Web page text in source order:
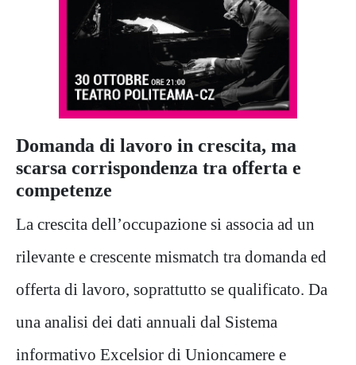
Domanda di lavoro in crescita, ma
scarsa corrispondenza tra offerta e
competenze
La crescita dell’occupazione si associa ad un
rilevante e crescente mismatch tra domanda ed
offerta di lavoro, soprattutto se qualificato. Da
una analisi dei dati annuali dal Sistema
informativo Excelsior di Unioncamere e